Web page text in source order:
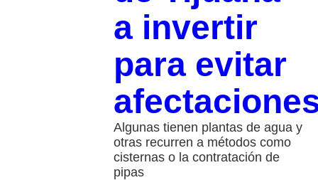
a invertir
para evitar
Algunas tienen plantas de agua y
otras recurren a métodos como
cisternas o la contratación de
pipas